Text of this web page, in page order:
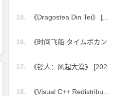
15.
《Dragostea Din Tei》 [...
16.
《时间飞船 タイムボカン...
17.
《镖人：风起大漠》 [202...
18.
《Visual C++ Redistribu...